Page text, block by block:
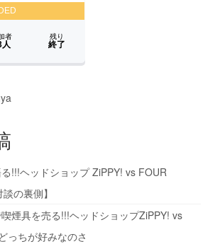
!!!ヘッドショップ ZiPPY! vs FOUR
の裏側】
煙具を売る!!!ヘッドショップZiPPY! vs
っちが好みなのさ